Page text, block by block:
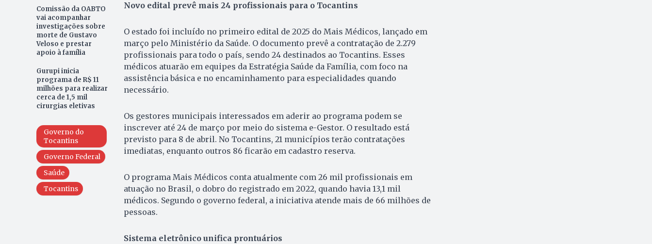
Comissão da OABTO
vai acompanhar
investigações sobre
morte de Gustavo
Veloso e prestar
apoio à família
Gurupi inicia
programa de R$ 11
milhões para realizar
cerca de 1,5 mil
cirurgias eletivas
Governo do
Tocantins
Governo Federal
Saúde
Tocantins
Novo edital prevê mais 24 profissionais para o Tocantins
O estado foi incluído no primeiro edital de 2025 do Mais Médicos, lançado em
março pelo Ministério da Saúde. O documento prevê a contratação de 2.279
profissionais para todo o país, sendo 24 destinados ao Tocantins. Esses
médicos atuarão em equipes da Estratégia Saúde da Família, com foco na
assistência básica e no encaminhamento para especialidades quando
necessário.
Os gestores municipais interessados em aderir ao programa podem se
inscrever até 24 de março por meio do sistema e-Gestor. O resultado está
previsto para 8 de abril. No Tocantins, 21 municípios terão contratações
imediatas, enquanto outros 86 ficarão em cadastro reserva.
O programa Mais Médicos conta atualmente com 26 mil profissionais em
atuação no Brasil, o dobro do registrado em 2022, quando havia 13,1 mil
médicos. Segundo o governo federal, a iniciativa atende mais de 66 milhões de
pessoas.
Sistema eletrônico unifica prontuários